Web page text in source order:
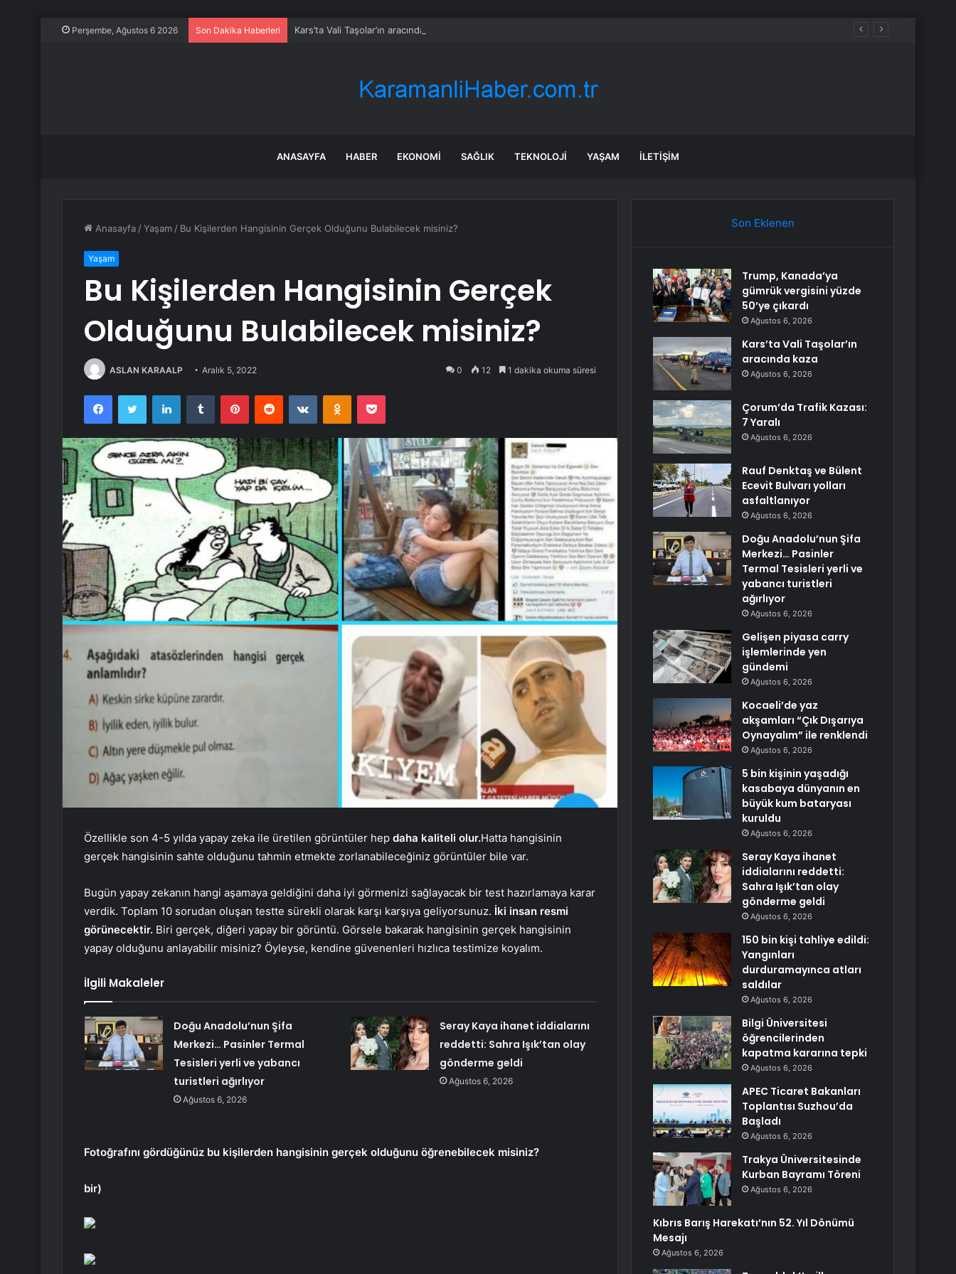
Perşembe, Ağustos 6 2026 Son Dakika Haberleri Kars’ta Vali Taşolar’ın aracında kaza
ANASAYFA HABER EKONOMI SAĞLIK TEKNOLOJI YAŞAM İLETIŞIM
Anasayfa /Yaşam / Bu Kişilerden Hangisinin Gerçek Olduğunu Bulabilecek misiniz?
Yaşam
Bu Kişilerden Hangisinin Gerçek
Olduğunu Bulabilecek misiniz?
ASLAN KARAALP Aralık 5, 2022 0 12 1 dakika okuma süresi
FacebookTwitter LinkedInTumblr PinterestReddit VKontakteOdnoklassniki
Pocket
Özellikle son 4-5 yılda yapay zeka ile üretilen görüntüler hep daha kaliteli olur.Hatta hangisinin
gerçek hangisinin sahte olduğunu tahmin etmekte zorlanabileceğiniz görüntüler bile var.
Bugün yapay zekanın hangi aşamaya geldiğini daha iyi görmenizi sağlayacak bir test hazırlamaya karar
verdik. Toplam 10 sorudan oluşan testte sürekli olarak karşı karşıya geliyorsunuz. İki insan resmi
görünecektir. Biri gerçek, diğeri yapay bir görüntü. Görsele bakarak hangisinin gerçek hangisinin
yapay olduğunu anlayabilir misiniz? Öyleyse, kendine güvenenleri hızlıca testimize koyalım.
İlgili Makaleler
Doğu Anadolu’nun Şifa
Merkezi… Pasinler Termal
Tesisleri yerli ve yabancı
turistleri ağırlıyor
Ağustos 6, 2026
Seray Kaya ihanet iddialarını
reddetti: Sahra Işık’tan olay
gönderme geldi
Ağustos 6, 2026
Fotoğrafını gördüğünüz bu kişilerden hangisinin gerçek olduğunu öğrenebilecek misiniz?
bir)
Son Eklenen
Trump, Kanada’ya
gümrük vergisini yüzde
50’ye çıkardı
Ağustos 6, 2026
Kars’ta Vali Taşolar’ın
aracında kaza
Ağustos 6, 2026
Çorum’da Trafik Kazası:
7 Yaralı
Ağustos 6, 2026
Rauf Denktaş ve Bülent
Ecevit Bulvarı yolları
asfaltlanıyor
Ağustos 6, 2026
Doğu Anadolu’nun Şifa
Merkezi… Pasinler
Termal Tesisleri yerli ve
yabancı turistleri
ağırlıyor
Ağustos 6, 2026
Gelişen piyasa carry
işlemlerinde yen
gündemi
Ağustos 6, 2026
Kocaeli’de yaz
akşamları “Çık Dışarıya
Oynayalım” ile renklendi
Ağustos 6, 2026
5 bin kişinin yaşadığı
kasabaya dünyanın en
büyük kum bataryası
kuruldu
Ağustos 6, 2026
Seray Kaya ihanet
iddialarını reddetti:
Sahra Işık’tan olay
gönderme geldi
Ağustos 6, 2026
150 bin kişi tahliye edildi:
Yangınları
durduramayınca atları
saldılar
Ağustos 6, 2026
Bilgi Üniversitesi
öğrencilerinden
kapatma kararına tepki
Ağustos 6, 2026
APEC Ticaret Bakanları
Toplantısı Suzhou’da
Başladı
Ağustos 6, 2026
Trakya Üniversitesinde
Kurban Bayramı Töreni
Ağustos 6, 2026
Kıbrıs Barış Harekatı’nın 52. Yıl Dönümü
Mesajı
Ağustos 6, 2026